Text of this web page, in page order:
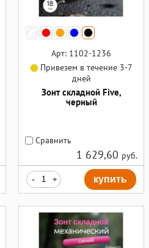
Арт: 1102-1236
Привезем в течение 3-7
дней
Зонт складной Five,
черный
Сравнить
1 629,60 руб.
- + купить